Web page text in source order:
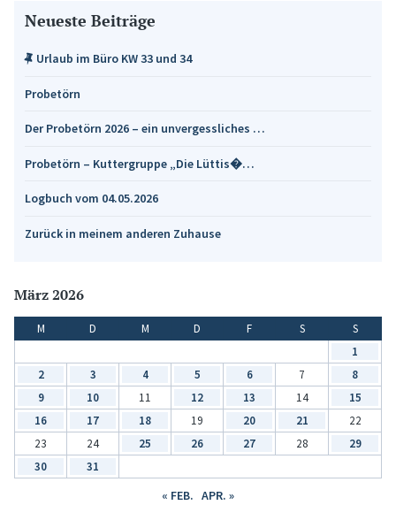
Neueste Beiträge
Urlaub im Büro KW 33 und 34
Probetörn
Der Probetörn 2026 – ein unvergessliches …
Probetörn – Kuttergruppe „Die Lüttis�…
Logbuch vom 04.05.2026
Zurück in meinem anderen Zuhause
März 2026
M D M D F S
S
1
2
3 4 5 6 7
8
9
10 11 12 13 14
15
16
17 18 19 20 21
22
23
24 25 26 27 28
29
30
31
« FEB. APR. »